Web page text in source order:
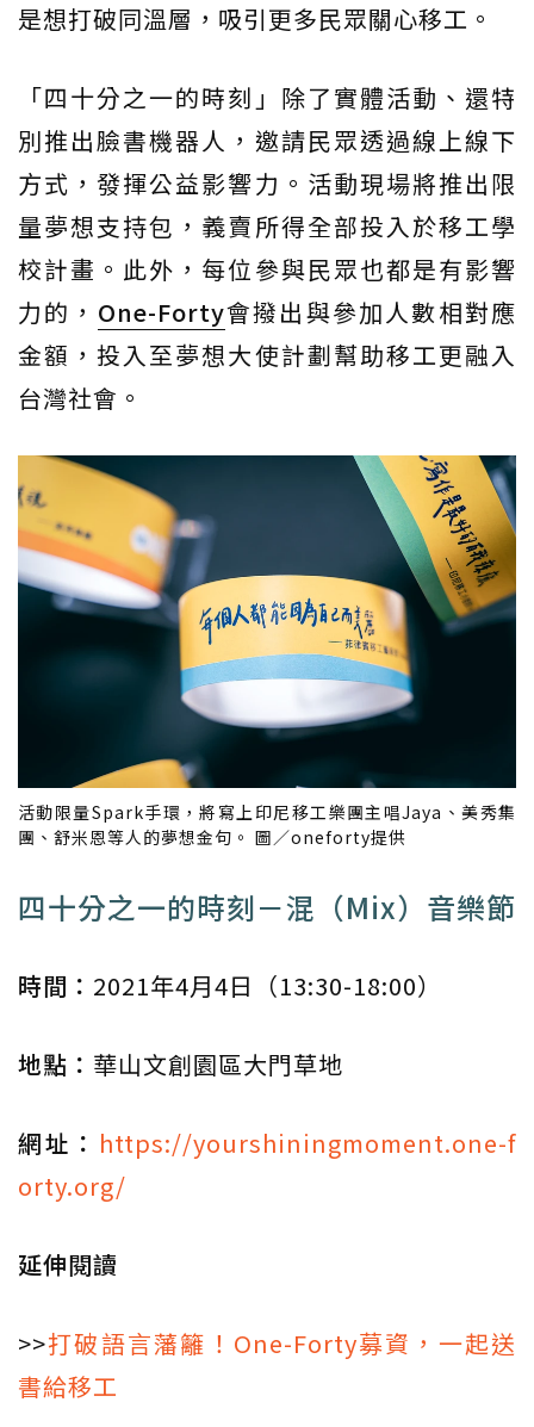
是想打破同溫層，吸引更多民眾關心移工。
「四十分之一的時刻」除了實體活動、還特
別推出臉書機器人，邀請民眾透過線上線下
方式，發揮公益影響力。活動現場將推出限
量夢想支持包，義賣所得全部投入於移工學
校計畫。此外，每位參與民眾也都是有影響
力的， One-Forty會撥出與參加人數相對應
金額，投入至夢想大使計劃幫助移工更融入
台灣社會。
活動限量Spark手環，將寫上印尼移工樂團主唱Jaya、美秀集
團、舒米恩等人的夢想金句。 圖／oneforty提供
四十分之一的時刻－混（Mix）音樂節
時間： 2021年4月4日（13:30-18:00）
地點： 華山文創園區大門草地
網址： https://yourshiningmoment.one-f
orty.org/
延伸閱讀
>>打破語言藩籬！One-Forty募資，一起送
書給移工